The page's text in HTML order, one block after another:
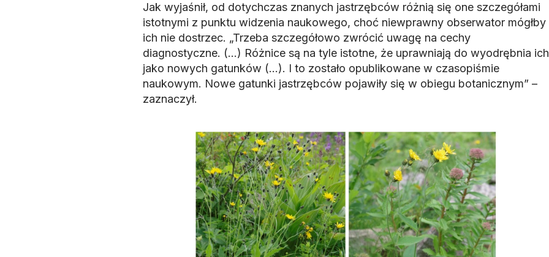
Jak wyjaśnił, od dotychczas znanych jastrzębców różnią się one szczegółami
istotnymi z punktu widzenia naukowego, choć niewprawny obserwator mógłby
ich nie dostrzec. „Trzeba szczegółowo zwrócić uwagę na cechy
diagnostyczne. (…) Różnice są na tyle istotne, że uprawniają do wyodrębnia ich
jako nowych gatunków (…). I to zostało opublikowane w czasopiśmie
naukowym. Nowe gatunki jastrzębców pojawiły się w obiegu botanicznym” –
zaznaczył.